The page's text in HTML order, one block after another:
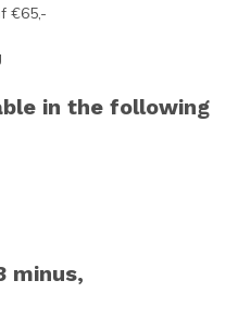
€65,-
in the following
minus,